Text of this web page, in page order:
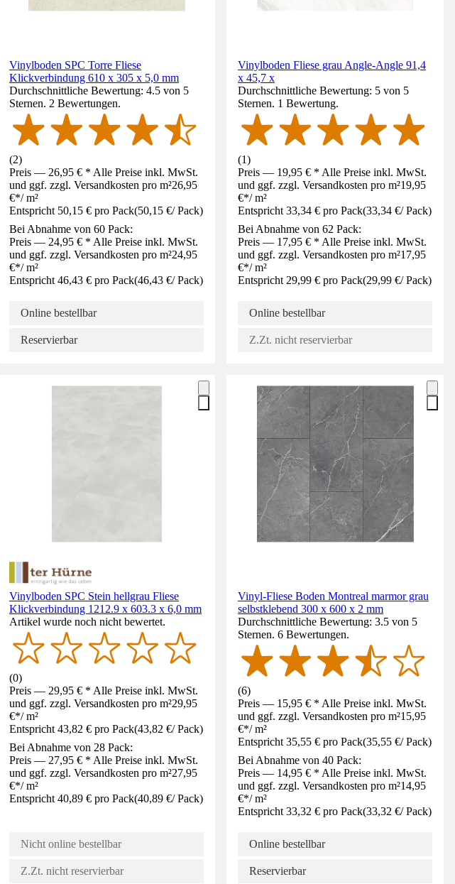
Vinylboden SPC Torre Fliese
Klickverbindung 610 x 305 x 5,0 mm
Durchschnittliche Bewertung: 4.5 von 5
Sternen. 2 Bewertungen.
(2)
Preis — 26,95 € * Alle Preise inkl. MwSt.
und ggf. zzgl. Versandkosten pro m²26,95
€*/ m²
Entspricht 50,15 € pro Pack(50,15 €/ Pack)
Bei Abnahme von 60 Pack:
Preis — 24,95 € * Alle Preise inkl. MwSt.
und ggf. zzgl. Versandkosten pro m²24,95
€*/ m²
Entspricht 46,43 € pro Pack(46,43 €/ Pack)
Online bestellbar
Reservierbar
Vinylboden Fliese grau Angle-Angle 91,4
x 45,7 x
Durchschnittliche Bewertung: 5 von 5
Sternen. 1 Bewertung.
(1)
Preis — 19,95 € * Alle Preise inkl. MwSt.
und ggf. zzgl. Versandkosten pro m²19,95
€*/ m²
Entspricht 33,34 € pro Pack(33,34 €/ Pack)
Bei Abnahme von 62 Pack:
Preis — 17,95 € * Alle Preise inkl. MwSt.
und ggf. zzgl. Versandkosten pro m²17,95
€*/ m²
Entspricht 29,99 € pro Pack(29,99 €/ Pack)
Online bestellbar
Z.Zt. nicht reservierbar
Vinylboden SPC Stein hellgrau Fliese
Klickverbindung 1212.9 x 603.3 x 6,0 mm
Artikel wurde noch nicht bewertet.
(0)
Preis — 29,95 € * Alle Preise inkl. MwSt.
und ggf. zzgl. Versandkosten pro m²29,95
€*/ m²
Entspricht 43,82 € pro Pack(43,82 €/ Pack)
Bei Abnahme von 28 Pack:
Preis — 27,95 € * Alle Preise inkl. MwSt.
und ggf. zzgl. Versandkosten pro m²27,95
€*/ m²
Entspricht 40,89 € pro Pack(40,89 €/ Pack)
Nicht online bestellbar
Z.Zt. nicht reservierbar
Vinyl-Fliese Boden Montreal marmor grau
selbstklebend 300 x 600 x 2 mm
Durchschnittliche Bewertung: 3.5 von 5
Sternen. 6 Bewertungen.
(6)
Preis — 15,95 € * Alle Preise inkl. MwSt.
und ggf. zzgl. Versandkosten pro m²15,95
€*/ m²
Entspricht 35,55 € pro Pack(35,55 €/ Pack)
Bei Abnahme von 40 Pack:
Preis — 14,95 € * Alle Preise inkl. MwSt.
und ggf. zzgl. Versandkosten pro m²14,95
€*/ m²
Entspricht 33,32 € pro Pack(33,32 €/ Pack)
Online bestellbar
Reservierbar